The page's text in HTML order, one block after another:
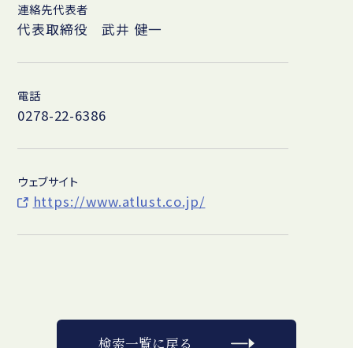
連絡先代表者
代表取締役 武井 健一
電話
0278-22-6386
ウェブサイト
https://www.atlust.co.jp/
検索一覧に戻る